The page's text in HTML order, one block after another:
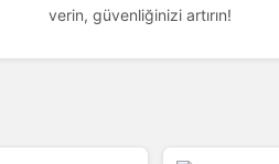
verin, güvenliğinizi artırın!